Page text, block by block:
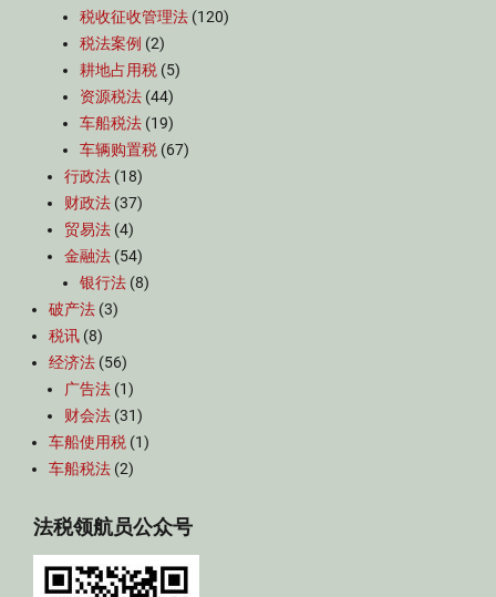
税收征收管理法 (120)
税法案例 (2)
耕地占用税 (5)
资源税法 (44)
车船税法 (19)
车辆购置税 (67)
行政法 (18)
财政法 (37)
贸易法 (4)
金融法 (54)
银行法 (8)
破产法 (3)
税讯 (8)
经济法 (56)
广告法 (1)
财会法 (31)
车船使用税 (1)
车船税法 (2)
法税领航员公众号